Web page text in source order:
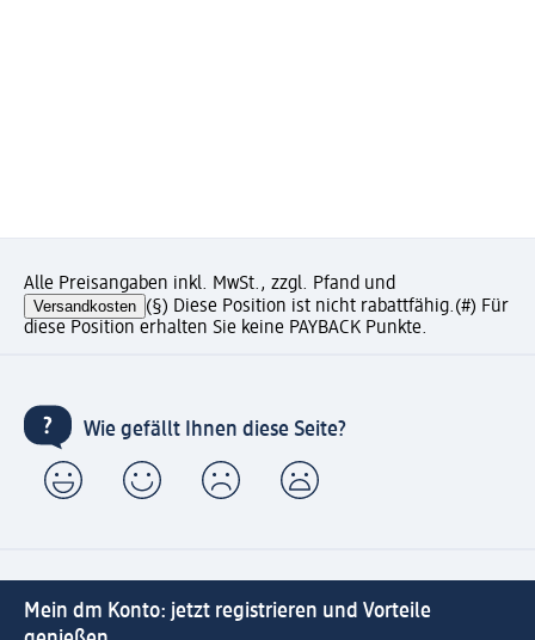
Alle Preisangaben inkl. MwSt., zzgl. Pfand und
Versandkosten (§) Diese Position ist nicht rabattfähig.(#) Für
diese Position erhalten Sie keine PAYBACK Punkte.
Wie gefällt Ihnen diese Seite?
Mein dm Konto: jetzt registrieren und Vorteile